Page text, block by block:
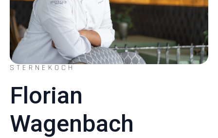
STERNEKOCH
Florian
Wagenbach